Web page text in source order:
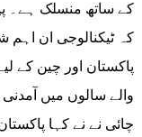
کہ ٹیکنالوجی ان
پاکستان اور چین کے
والے سالوں میں آمدنی
چائی نے نے کہا